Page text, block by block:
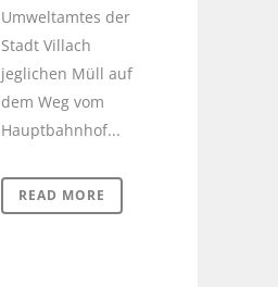
Umweltamtes der
Stadt Villach
jeglichen Müll auf
dem Weg vom
Hauptbahnhof...
READ MORE